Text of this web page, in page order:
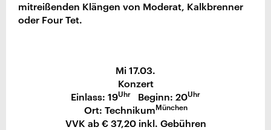
mitreißenden Klängen von Moderat, Kalkbrenner
oder Four Tet.
Mi 17.03.
Konzert
Einlass: 19Uhr Beginn: 20Uhr
Ort: TechnikumMünchen
VVK ab € 37,20 inkl. Gebühren